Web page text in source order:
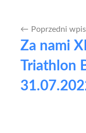
Nawigacja
wpisu
Poprzedni wpis
Za nami
Triathlon